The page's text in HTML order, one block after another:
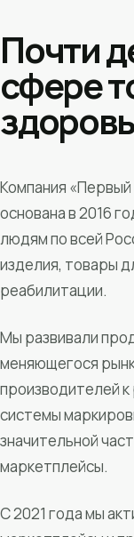
Почти
сфере
Компания
основана в 2016
людям по всей
изделия, товары
реабилитации.
Мы развивали
меняющегося
производителей
системы
значительной
маркетплейсы.
С 2021 года мы